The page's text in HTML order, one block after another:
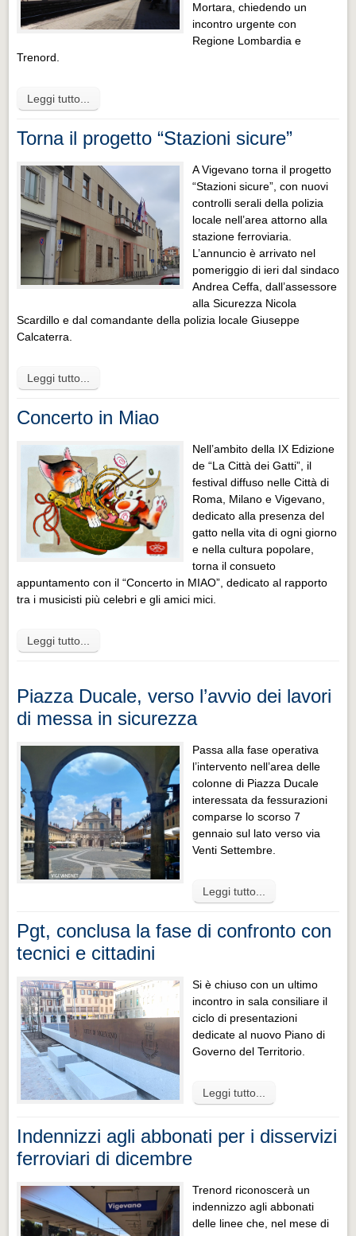
Mortara, chiedendo un
incontro urgente con
Regione Lombardia e
Trenord.
Leggi tutto...
Torna il progetto “Stazioni sicure”
A Vigevano torna il progetto
“Stazioni sicure”, con nuovi
controlli serali della polizia
locale nell’area attorno alla
stazione ferroviaria.
L’annuncio è arrivato nel
pomeriggio di ieri dal sindaco
Andrea Ceffa, dall’assessore
alla Sicurezza Nicola
Scardillo e dal comandante della polizia locale Giuseppe
Calcaterra.
Leggi tutto...
Concerto in Miao
Nell’ambito della IX Edizione
de “La Città dei Gatti”, il
festival diffuso nelle Città di
Roma, Milano e Vigevano,
dedicato alla presenza del
gatto nella vita di ogni giorno
e nella cultura popolare,
torna il consueto
appuntamento con il “Concerto in MIAO”, dedicato al rapporto
tra i musicisti più celebri e gli amici mici.
Leggi tutto...
Piazza Ducale, verso l’avvio dei lavori
di messa in sicurezza
Passa alla fase operativa
l’intervento nell’area delle
colonne di Piazza Ducale
interessata da fessurazioni
comparse lo scorso 7
gennaio sul lato verso via
Venti Settembre.
Leggi tutto...
Pgt, conclusa la fase di confronto con
tecnici e cittadini
Si è chiuso con un ultimo
incontro in sala consiliare il
ciclo di presentazioni
dedicate al nuovo Piano di
Governo del Territorio.
Leggi tutto...
Indennizzi agli abbonati per i disservizi
ferroviari di dicembre
Trenord riconoscerà un
indennizzo agli abbonati
delle linee che, nel mese di